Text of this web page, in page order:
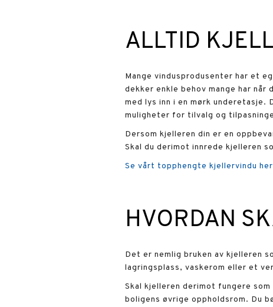
ALLTID
Mange vindusprodusenter har et
dekker enkle behov mange har
med lys inn i en mørk underetasje.
muligheter for tilvalg og
Dersom kjelleren din er en
Skal du derimot innrede kjelleren
Se vårt topphengte kjellervindu
HVORDAN
Det er nemlig bruken av kjelleren
lagringsplass, vaskerom eller et
Skal kjelleren derimot fungere
boligens øvrige oppholdsrom. Du